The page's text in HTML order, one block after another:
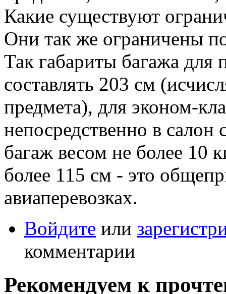
Какие существуют
Они так же ограничены
Так габариты багажа для
составлять 203 см
предмета), для эконом-
непосредственно в салон
багаж весом не более 10
более 115 см - это
авиаперевозках.
Войдите или
комментарии
Рекомендуем к